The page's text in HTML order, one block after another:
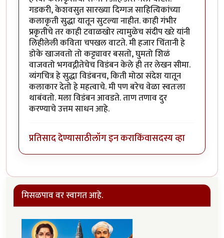
गडकरी, केशवसुत सारख्या दिग्गज साहित्यिकांच्या
कलाकृती सुद्धा यातून सुटल्या नाहीत. काही गंभीर
प्रकृतीचे तर काही टवाळखोर त्यामुळेच संदीप खऱे यांनी
लिहीलेली कविता चपखल वाटते. मी हजार चिंतानी हे
डोके खाजवतो तो कट्ट्यावर बसतो, घुमतो शिळं
वाजवतो भगवद्गीतेचेच विडंबन केले ही तर लेखन सीमा.
व्यंगचित्र हे सुद्धा विडंबनच, किती मोठा संदेश यातून
कलाकार देतो हे महत्वाचे. मी पण बरेच वेळा स्वतःला
थाबंवतो. मला विडंबन आवडते. ताण तणाव दुर
करण्याचे उत्तम साधन आहे.
प्रतिसाद देण्यासाठीलॉग इन कराकिंवासदस्य व्हा
मिसळपाव वर स्वागत आहे.